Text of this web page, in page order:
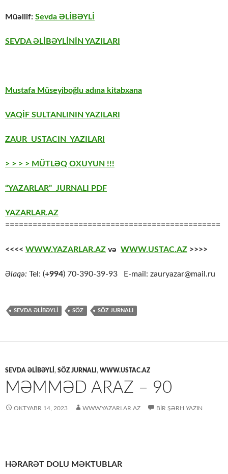
Müəllif: Sevda ƏLİBƏYLİ
SEVDA ƏLİBƏYLİNİN YAZILARI
Mustafa Müseyiboğlu adına kitabxana
VAQİF SULTANLININ YAZILARI
ZAUR USTACIN YAZILARI
> > > > MÜTLƏQ OXUYUN !!!
“YAZARLAR” JURNALI PDF
YAZARLAR.AZ
===============================================
<<<< WWW.YAZARLAR.AZ və WWW.USTAC.AZ >>>>
Əlaqə: Tel: (+994) 70-390-39-93 E-mail: zauryazar@mail.ru
SEVDA ƏLIBƏYLI SÖZ SÖZ JURNALI
SEVDA ƏLIBƏYLI , SÖZ JURNALI , WWW.USTAC.AZ
MƏMMƏD ARAZ – 90
OKTYABR 14, 2023 WWW.YAZARLAR.AZ BIR ŞƏRH YAZIN
HƏRARƏT DOLU MƏKTUBLAR